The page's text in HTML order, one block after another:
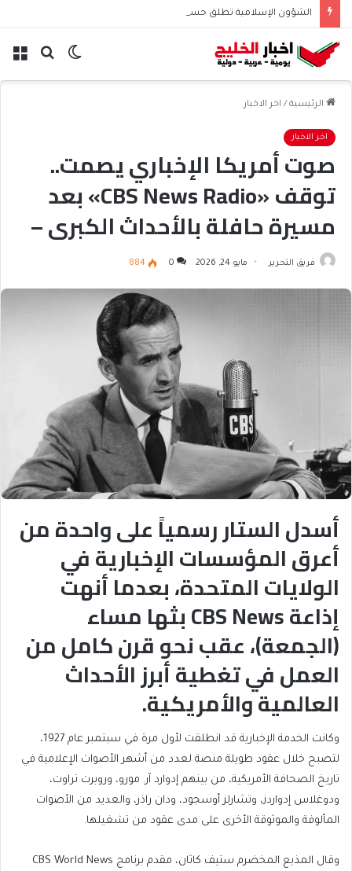
بحث الوضع
الرئيسية / اخر الاخبار
اخر الاخبار
صوت أمريكا الإخباري يصمت..
توقف «CBS News Radio» بعد
مسيرة حافلة بالأحداث الكبرى –
أخبار السعودية
فريق التحرير مايو 24, 2026 0
884
أسدل الستار رسمياً على واحدة من
أعرق المؤسسات الإخبارية في
الولايات المتحدة، بعدما أنهت
إذاعة CBS News بثها مساء
(الجمعة)، عقب نحو قرن كامل من
العمل في تغطية أبرز الأحداث
العالمية والأمريكية.
وكانت الخدمة الإخبارية قد انطلقت لأول مرة في سبتمبر عام 1927،
لتصبح خلال عقود طويلة منصة لعدد من أشهر الأصوات الإعلامية في
تاريخ الصحافة الأمريكية، من بينهم إدوارد آر. مورو، وروبرت تراوت،
ودوغلاس إدواردز، وتشارلز أوسجود، ودان راذر، والعديد من الأصوات
المألوفة والموثوقة الأخرى على مدى عقود من تشغيلها.
وقال المذيع المخضرم ستيف كاثان، مقدم برنامج CBS World News